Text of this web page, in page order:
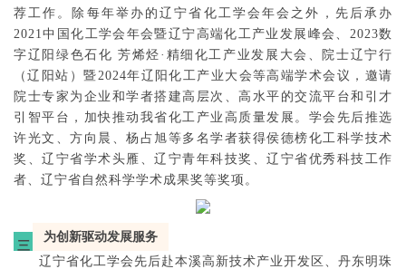
荐工作。除每年举办的辽宁省化工学会年会之外，先后承办
2021中国化工学会年会暨辽宁高端化工产业发展峰会、2023数
字辽阳绿色石化 芳烯烃·精细化工产业发展大会、院士辽宁行
（辽阳站）暨2024年辽阳化工产业大会等高端学术会议，邀请
院士专家为企业和学者搭建高层次、高水平的交流平台和引才
引智平台，加快推动我省化工产业高质量发展。学会先后推选
许光文、方向晨、杨占旭等多名学者获得侯德榜化工科学技术
奖、辽宁省学术头雁、辽宁青年科技奖、辽宁省优秀科技工作
者、辽宁省自然科学学术成果奖等奖项。
三
为创新驱动发展服务
辽宁省化工学会先后赴本溪高新技术产业开发区、丹东明珠